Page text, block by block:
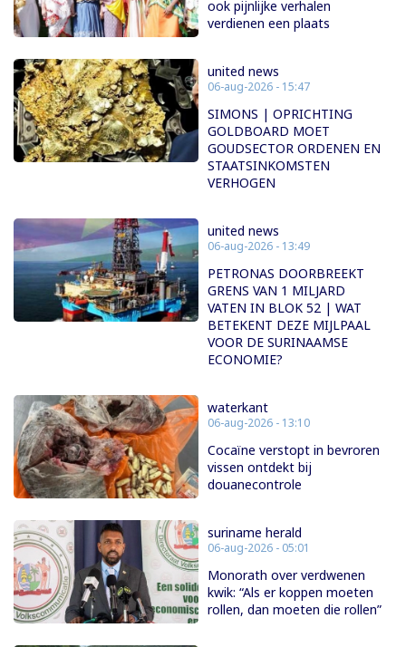
ook pijnlijke verhalen
verdienen een plaats
united news
06-aug-2026 - 15:47
SIMONS | OPRICHTING
GOLDBOARD MOET
GOUDSECTOR ORDENEN EN
STAATSINKOMSTEN
VERHOGEN
united news
06-aug-2026 - 13:49
PETRONAS DOORBREEKT
GRENS VAN 1 MILJARD
VATEN IN BLOK 52 | WAT
BETEKENT DEZE MIJLPAAL
VOOR DE SURINAAMSE
ECONOMIE?
waterkant
06-aug-2026 - 13:10
Cocaïne verstopt in bevroren
vissen ontdekt bij
douanecontrole
suriname herald
06-aug-2026 - 05:01
Monorath over verdwenen
kwik: “Als er koppen moeten
rollen, dan moeten die rollen”